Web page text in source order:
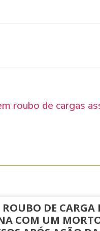
roubo de cargas
DE CARGA
COM UM